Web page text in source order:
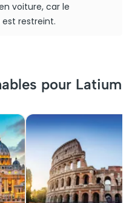
voiture, car le
restreint.
pour Latium